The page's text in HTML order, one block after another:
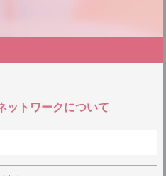
ットワークについて